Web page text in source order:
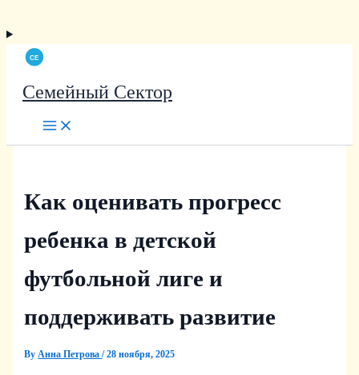
Семейный Сектор
Как оценивать прогресс
ребенка в детской
футбольной лиге и
поддерживать развитие
ByАнна Петрова/28 ноября, 2025